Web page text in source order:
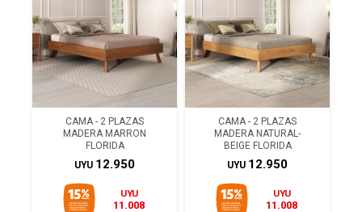
CAMA - 2 PLAZAS
MADERA MARRON
FLORIDA
UYU 12.950
UYU
11.008
CAMA - 2 PLAZAS
MADERA NATURAL-
BEIGE FLORIDA
UYU 12.950
UYU
11.008